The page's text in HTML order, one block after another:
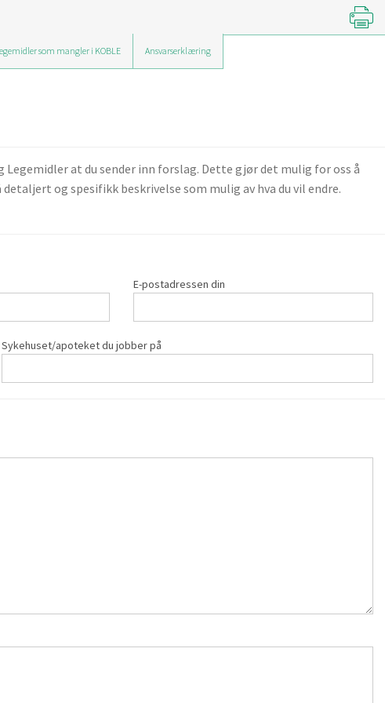
som mangler i KOBLE Ansvarserklæring
at du sender inn forslag. Dette gjør det mulig for oss å
og spesifikk beskrivelse som mulig av hva du vil endre.
E-postadressen din
Sykehuset/apoteket du jobber på